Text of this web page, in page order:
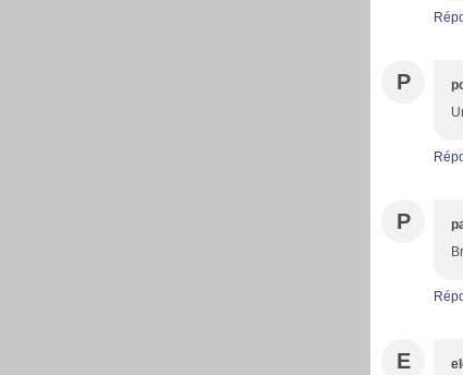
P
P
E